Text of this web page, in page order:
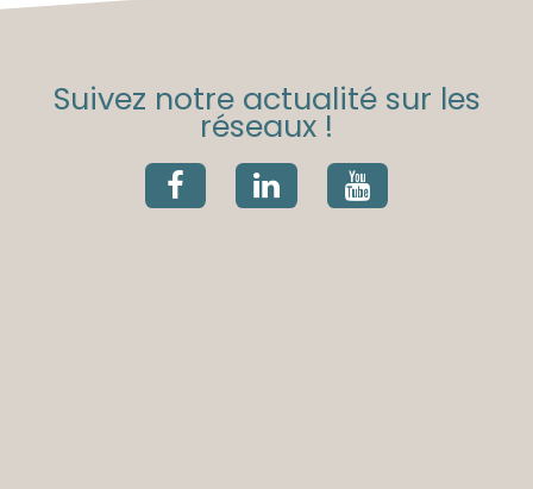
Suivez notre actualité sur les
réseaux !